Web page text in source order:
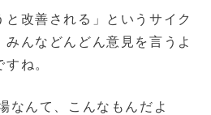
改善される」というサイク
んなどんどん意見を言うよ
ね。
なんて、こんなもんだよ